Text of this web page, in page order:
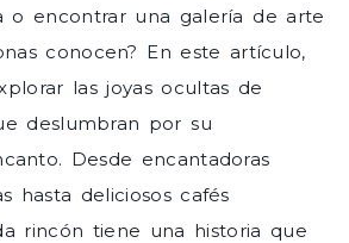
o encontrar una galería de arte
conocen? En este artículo,
las joyas ocultas de
deslumbran por su
Desde encantadoras
hasta deliciosos cafés
rincón tiene una historia que